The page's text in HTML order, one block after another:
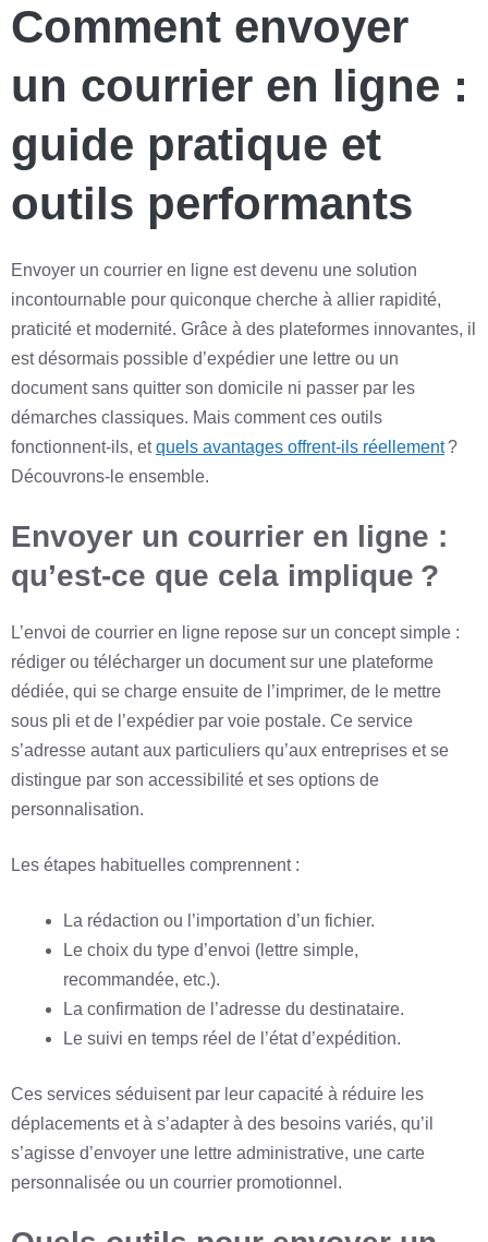
Comment envoyer
un courrier en ligne :
guide pratique et
outils performants
Envoyer un courrier en ligne est devenu une solution
incontournable pour quiconque cherche à allier rapidité,
praticité et modernité. Grâce à des plateformes innovantes, il
est désormais possible d’expédier une lettre ou un
document sans quitter son domicile ni passer par les
démarches classiques. Mais comment ces outils
fonctionnent-ils, etquels avantages offrent-ils réellement?
Découvrons-le ensemble.
Envoyer un courrier en ligne :
qu’est-ce que cela implique ?
L’envoi de courrier en ligne repose sur un concept simple :
rédiger ou télécharger un document sur une plateforme
dédiée, qui se charge ensuite de l’imprimer, de le mettre
sous pli et de l’expédier par voie postale. Ce service
s’adresse autant aux particuliers qu’aux entreprises et se
distingue par son accessibilité et ses options de
personnalisation.
Les étapes habituelles comprennent :
La rédaction ou l’importation d’un fichier.
Le choix du type d’envoi (lettre simple,
recommandée, etc.).
La confirmation de l’adresse du destinataire.
Le suivi en temps réel de l’état d’expédition.
Ces services séduisent par leur capacité à réduire les
déplacements et à s’adapter à des besoins variés, qu’il
s’agisse d’envoyer une lettre administrative, une carte
personnalisée ou un courrier promotionnel.